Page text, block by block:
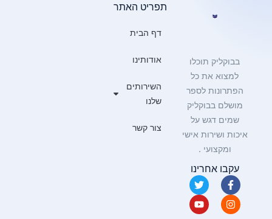
בבוקליק תוכלו
למצוא את כל
הפתרונות לספר
מושלם בבוקליק
שמים דגש על
איכות ושירות אישי
ומקצועי .
עקבו אחרינו
תפריט האתר
דף הבית
אודותינו
השירותים
שלנו
צור קשר